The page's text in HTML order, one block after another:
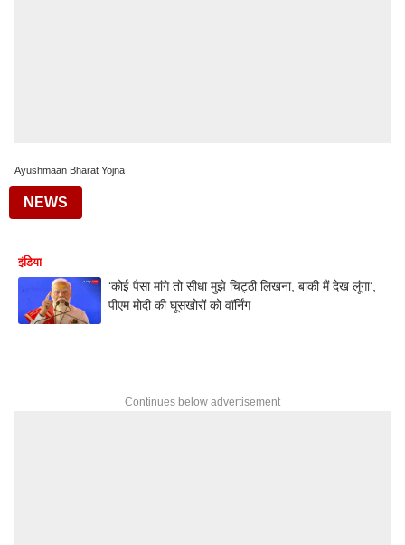
Ayushmaan Bharat Yojna
NEWS
इंडिया
‘कोई पैसा मांगे तो सीधा मुझे चिट्ठी लिखना, बाकी मैं देख लूंगा’,
पीएम मोदी की घूसखोरों को वॉर्निंग
Continues below advertisement